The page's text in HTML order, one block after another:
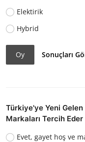
Elektirik
Hybrid
Oy Sonuçları
Türkiye'ye Yeni Gelen
Markaları Tercih
Evet, gayet hoş ve